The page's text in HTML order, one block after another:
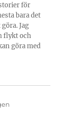
för
bara det
Jag
flykt och
göra med